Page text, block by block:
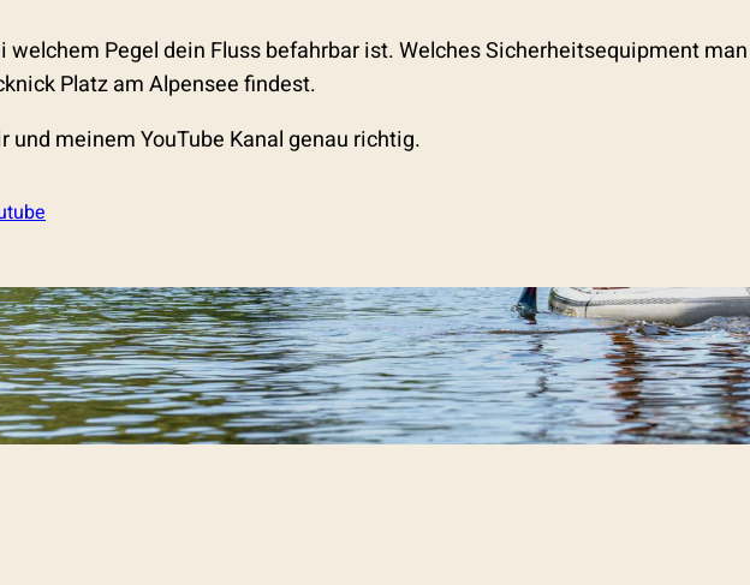
welchem Pegel dein Fluss befahrbar ist. Welches Sicherheitsequipment
Platz am Alpensee findest.
und meinem YouTube Kanal genau richtig.